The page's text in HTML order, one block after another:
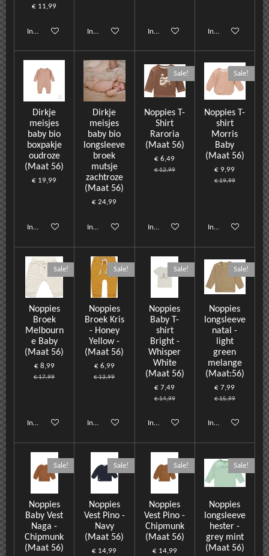
€ 11,99
In winkelwagen In winkelwagen In winkelwagen In winkelwagen
Dirkje
meisjes
baby bio
boxpakje
oudroze
(Maat 56)
€ 19,99
In winkelwagen
Dirkje
meisjes
baby bio
longsleeve
broek
mutsje
zachtroze
(Maat 56)
€ 24,99
In winkelwagen
Sale!
Noppies T-
Shirt
Raroria
(Maat 56)
€ 6,49
€ 12,99
In winkelwagen
Sale!
Noppies T-
shirt
Morris
Baby
(Maat 56)
€ 9,99
€ 19,99
In winkelwagen
Sale!
Noppies
Broek
Melbourn
e Baby
(Maat 56)
€ 8,99
€ 17,99
In winkelwagen
Sale!
Noppies
Broek Kris
- Honey
Yellow -
(Maat 56)
€ 6,99
€ 13,99
In winkelwagen
Sale!
Noppies
Baby T-
shirt
Bright -
Whisper
White
(Maat 56)
€ 7,49
€ 14,99
In winkelwagen
Sale!
Noppies
longsleeve
natal -
light
green
melange
(Maat:56)
€ 7,99
€ 15,99
In winkelwagen
Sale!
Noppies
Baby Vest
Naga -
Chipmunk
(Maat 56)
Sale!
Noppies
Vest Pino -
Navy
(Maat 56)
€ 14,99
Sale!
Noppies
Vest Pino -
Chipmunk
(Maat 56)
€ 14,99
Sale!
Noppies
longsleeve
hester -
grey mint
(Maat 56)